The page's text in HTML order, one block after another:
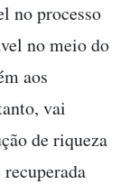
no processo
no meio do
aos
vai
de riqueza